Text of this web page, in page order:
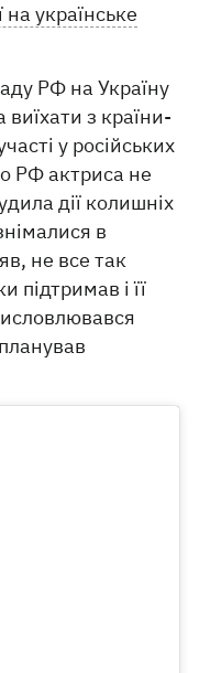
українське
РФ на Україну
з країни-
у російських
РФ актриса не
дії колишніх
в
не все так
підтримав і її